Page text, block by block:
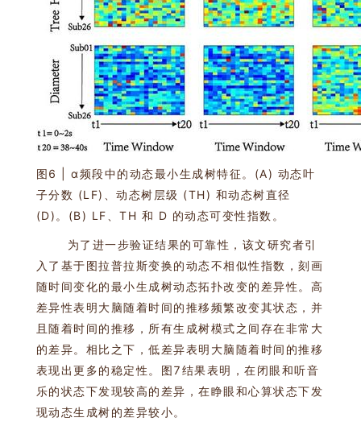
图6 | α频段中的动态最小生成树特征。(A) 动态叶
子分数 (LF)、动态树层级 (TH) 和动态树直径
(D)。(B) LF、TH 和 D 的动态可变性指数。
为了进一步验证结果的可靠性，该文研究者引
入了基于图拉普拉斯变换的动态不相似性指数，刻画
随时间变化的最小生成树动态拓扑改变的差异性。高
差异性表明大脑随着时间的推移频繁改变其状态，并
且随着时间的推移，所有生成树模式之间存在非常大
的差异。相比之下，低差异表明大脑随着时间的推移
表现出更多的稳定性。图7结果表明，在闭眼和听音
乐的状态下发现较高的差异，在睁眼和心算状态下发
现动态生成树的差异较小。